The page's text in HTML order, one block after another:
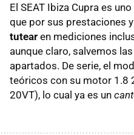
El SEAT Ibiza Cupra es
que por sus prestaciones
tutear en mediciones
aunque claro, salvemos
apartados. De serie, el
teóricos con su motor 1.8
20VT), lo cual ya es un